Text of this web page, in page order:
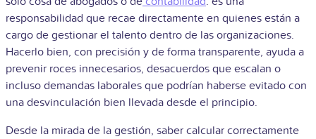
responsabilidad que recae directamente en quienes están a
cargo de gestionar el talento dentro de las organizaciones.
Hacerlo bien, con precisión y de forma transparente, ayuda a
prevenir roces innecesarios, desacuerdos que escalan o
incluso demandas laborales que podrían haberse evitado con
una desvinculación bien llevada desde el principio.
Desde la mirada de la gestión, saber calcular correctamente